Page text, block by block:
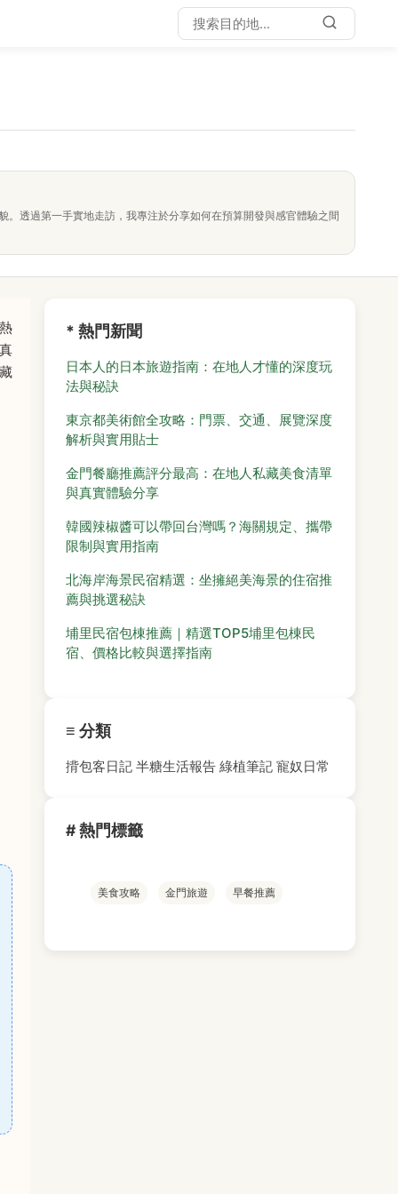
透過第一手實地走訪，我專注於分享如何在預算開發與感官體驗之間
* 熱門新聞
日本人的日本旅遊指南：在地人才懂的深度玩
法與秘訣
東京都美術館全攻略：門票、交通、展覽深度
解析與實用貼士
金門餐廳推薦評分最高：在地人私藏美食清單
與真實體驗分享
韓國辣椒醬可以帶回台灣嗎？海關規定、攜帶
限制與實用指南
北海岸海景民宿精選：坐擁絕美海景的住宿推
薦與挑選秘訣
埔里民宿包棟推薦｜精選TOP5埔里包棟民
宿、價格比較與選擇指南
≡ 分類
揹包客日記 半糖生活報告 綠植筆記 寵奴日常
# 熱門標籤
美食攻略 金門旅遊 早餐推薦